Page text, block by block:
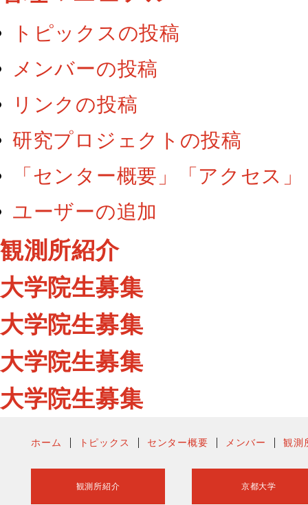
トピックスの投稿
メンバーの投稿
リンクの投稿
研究プロジェクトの投稿
「センター概要」「アクセス
ユーザーの追加
観測所紹介
大学院生募集
大学院生募集
大学院生募集
大学院生募集
ホーム トピックス センター概要 メンバー 観測
観測所紹介 京都大学